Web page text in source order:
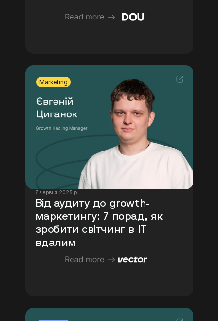
Marketing
7 червня 2025 р.
Від аудиту до growth-
маркетингу: 7 порад, як
зробити світчинг в ІТ
вдалим